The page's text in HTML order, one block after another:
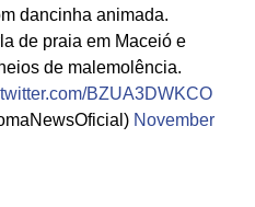
dancinha animada.
de praia em Maceió e
de malemolência.
BZUA3DWKCO
November